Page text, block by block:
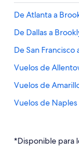
De Atlanta a
De Dallas a
De San Francisco
Vuelos de
Vuelos de
Vuelos de Naples
Vuelos de
*Disponible para